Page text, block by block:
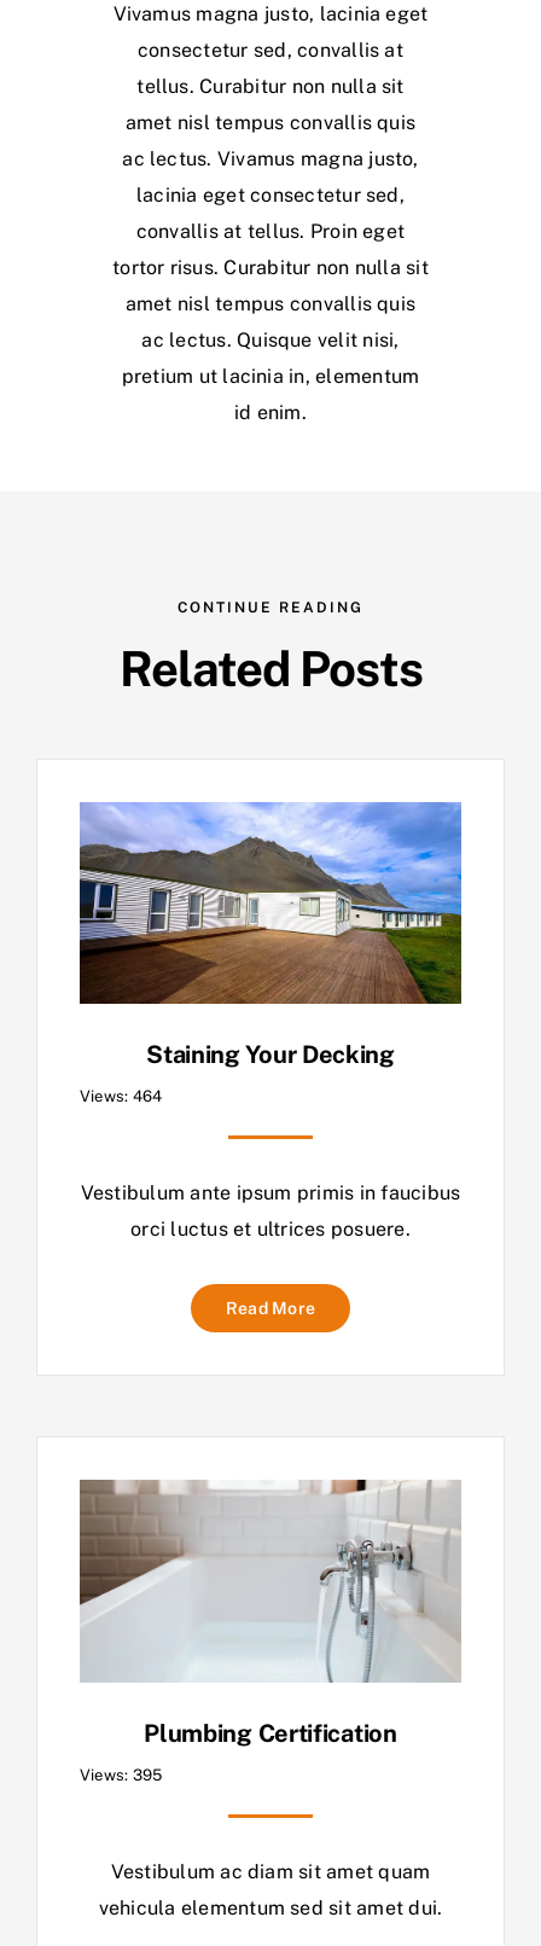
Vivamus magna justo, lacinia eget
consectetur sed, convallis at
tellus. Curabitur non nulla sit
amet nisl tempus convallis quis
ac lectus. Vivamus magna justo,
lacinia eget consectetur sed,
convallis at tellus. Proin eget
tortor risus. Curabitur non nulla sit
amet nisl tempus convallis quis
ac lectus. Quisque velit nisi,
pretium ut lacinia in, elementum
id enim.
CONTINUE READING
Related Posts
Staining Your Decking
Views: 464
Vestibulum ante ipsum primis in faucibus
orci luctus et ultrices posuere.
Read More
Plumbing Certification
Views: 395
Vestibulum ac diam sit amet quam
vehicula elementum sed sit amet dui.